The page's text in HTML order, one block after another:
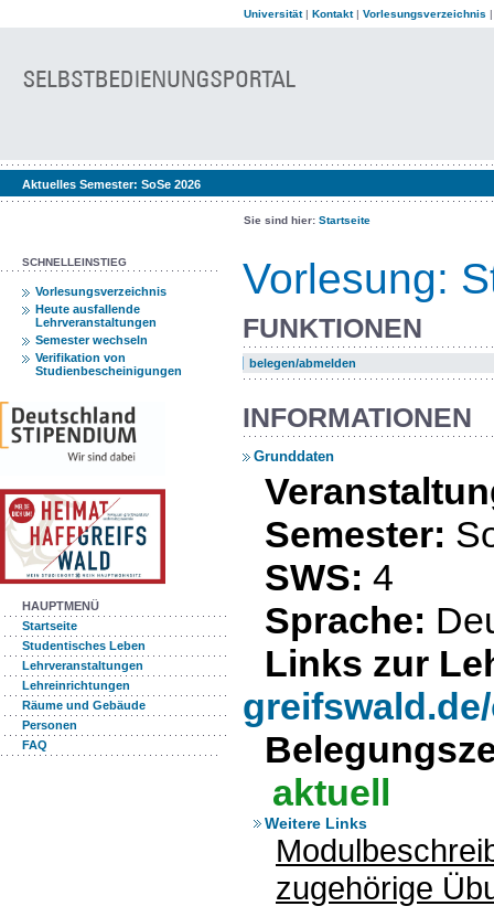
Universität| Kontakt| Vorlesungsverzeichnis
Aktuelles Semester: SoSe 2026
Sie sind hier: Startseite
SCHNELLEINSTIEG
Vorlesungsverzeichnis
Heute ausfallende
Lehrveranstaltungen
Semester wechseln
Verifikation von
Studienbescheinigungen
HAUPTMENÜ
Startseite
Studentisches Leben
Lehrveranstaltungen
Lehreinrichtungen
Räume und Gebäude
Personen
FAQ
Vorlesung:
FUNKTIONEN
belegen/abmelden
INFORMATIONEN
Grunddaten
Semester:
SWS: 4
Sprache:
Links zur
aktuell
Weitere Links
zugehörige